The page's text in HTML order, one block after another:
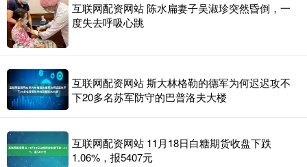
互联网配资网站 陈水扁妻子吴淑珍突然昏倒，一
度失去呼吸心跳
互联网配资网站 斯大林格勒的德军为何迟迟攻不
下20多名苏军防守的巴普洛夫大楼
互联网配资网站 11月18日白糖期货收盘下跌
1.06%，报5407元